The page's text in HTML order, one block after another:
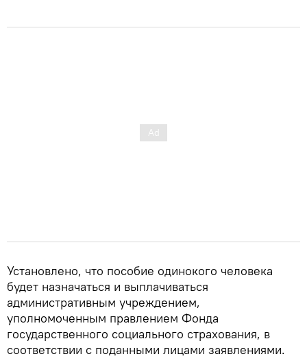
Установлено, что пособие одинокого человека
будет назначаться и выплачиваться
административным учреждением,
уполномоченным правлением Фонда
государственного социального страхования, в
соответствии с поданными лицами заявлениями.